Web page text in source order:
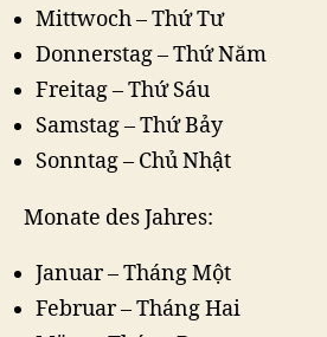
Mittwoch – Thứ Tư
Donnerstag – Thứ Năm
Freitag – Thứ Sáu
Samstag – Thứ Bảy
Sonntag – Chủ Nhật
Monate des Jahres:
Januar – Tháng Một
Februar – Tháng Hai